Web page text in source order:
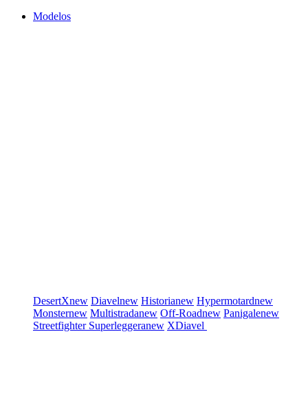
Modelos
DesertXnew Diavelnew Historianew Hypermotardnew
Monsternew Multistradanew Off-Roadnew Panigalenew
Streetfighter Superleggeranew XDiavel